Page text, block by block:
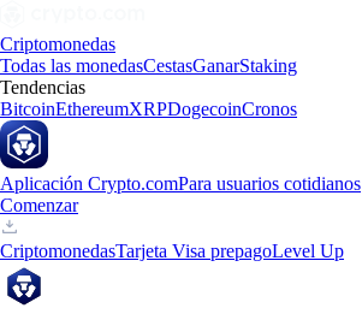
Criptomonedas
Todas las monedasCestasGanarStaking
Tendencias
BitcoinEthereumXRPDogecoinCronos
Aplicación Crypto.comPara usuarios cotidianos
Comenzar
CriptomonedasTarjeta Visa prepagoLevel Up